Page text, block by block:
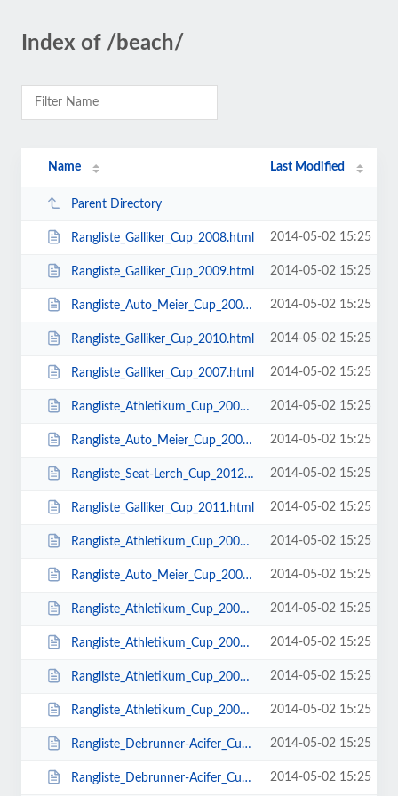
Index of /beach/
Name Last Modified
Parent Directory
Rangliste_Galliker_Cup_2008.html 2014-05-02 15:25
Rangliste_Galliker_Cup_2009.html 2014-05-02 15:25
Rangliste_Auto_Meier_Cup_2006.html 2014-05-02 15:25
Rangliste_Galliker_Cup_2010.html 2014-05-02 15:25
Rangliste_Galliker_Cup_2007.html 2014-05-02 15:25
Rangliste_Athletikum_Cup_2003.html 2014-05-02 15:25
Rangliste_Auto_Meier_Cup_2005.html 2014-05-02 15:25
Rangliste_Seat-Lerch_Cup_2012.html 2014-05-02 15:25
Rangliste_Galliker_Cup_2011.html 2014-05-02 15:25
Rangliste_Athletikum_Cup_2004.html 2014-05-02 15:25
Rangliste_Auto_Meier_Cup_2003.html 2014-05-02 15:25
Rangliste_Athletikum_Cup_2006.html 2014-05-02 15:25
Rangliste_Athletikum_Cup_2007.html 2014-05-02 15:25
Rangliste_Athletikum_Cup_2005.html 2014-05-02 15:25
Rangliste_Athletikum_Cup_2008.html 2014-05-02 15:25
Rangliste_Debrunner-Acifer_Cup_2009.html 2014-05-02 15:25
Rangliste_Debrunner-Acifer_Cup_2010.html 2014-05-02 15:25